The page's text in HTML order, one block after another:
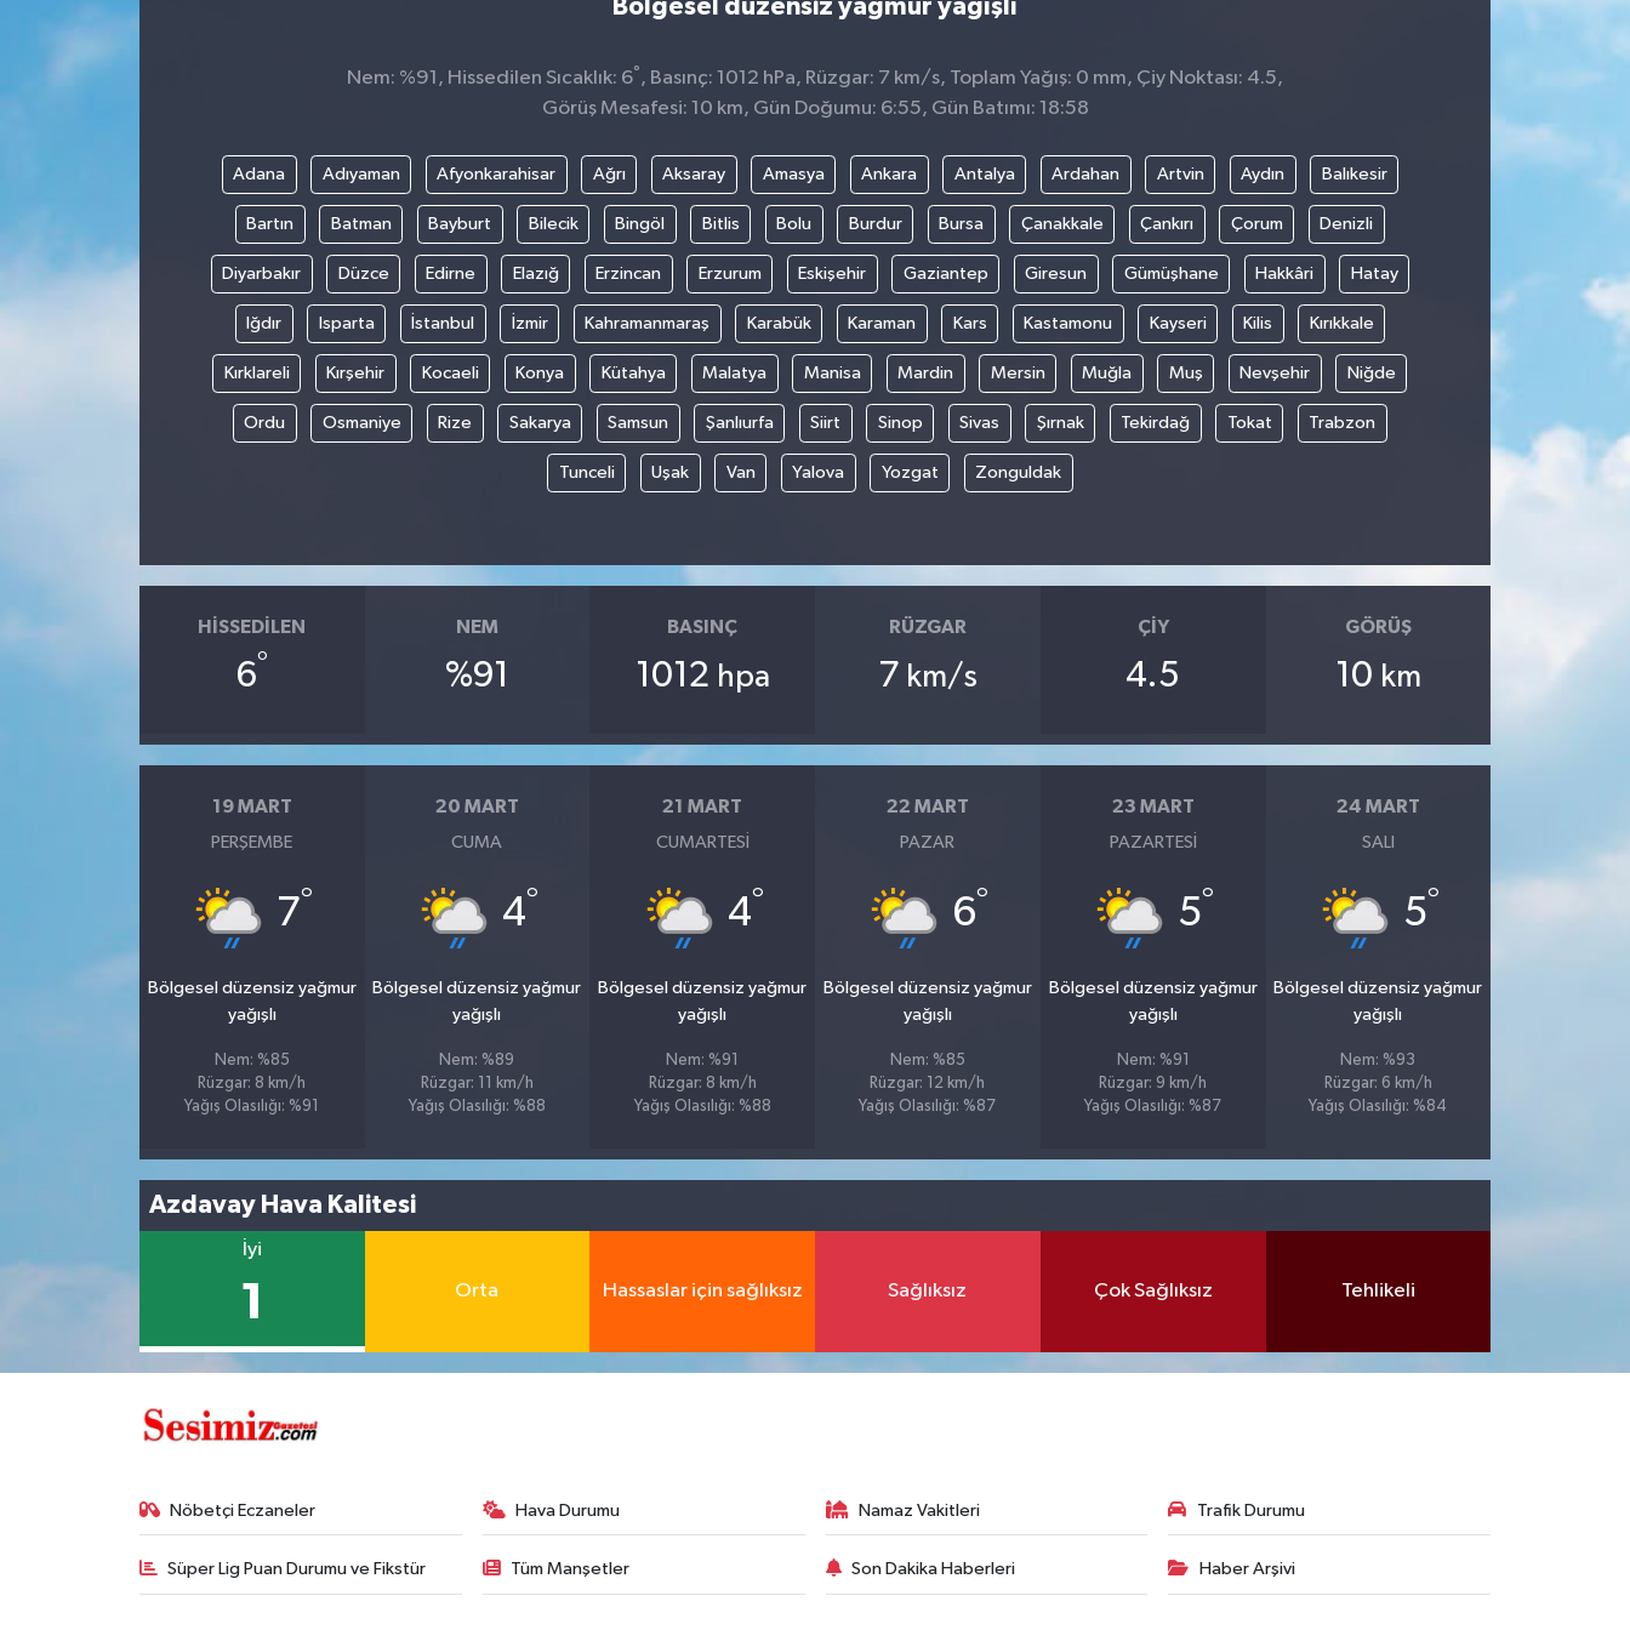
Bölgesel düzensiz yağmur yağışlı
Nem: %91, Hissedilen Sıcaklık: 6° , Basınç: 1012 hPa, Rüzgar: 7 km/s, Toplam Yağış: 0 mm, Çiy Noktası: 4.5,
Görüş Mesafesi: 10 km, Gün Doğumu: 6:55, Gün Batımı: 18:58
Adana Adıyaman Afyonkarahisar Ağrı Aksaray Amasya Ankara Antalya Ardahan Artvin Aydın Balıkesir
Bartın Batman Bayburt Bilecik Bingöl Bitlis Bolu Burdur Bursa Çanakkale Çankırı Çorum Denizli
Diyarbakır Düzce Edirne Elazığ Erzincan Erzurum Eskişehir Gaziantep Giresun Gümüşhane Hakkâri Hatay
Iğdır Isparta İstanbul İzmir Kahramanmaraş Karabük Karaman Kars Kastamonu Kayseri Kilis Kırıkkale
Kırklareli Kırşehir Kocaeli Konya Kütahya Malatya Manisa Mardin Mersin Muğla Muş Nevşehir Niğde
Ordu Osmaniye Rize Sakarya Samsun Şanlıurfa Siirt Sinop Sivas Şırnak Tekirdağ Tokat Trabzon
Tunceli Uşak Van Yalova Yozgat Zonguldak
HISSEDILEN
6°
NEM
%91
BASINÇ
1012 hpa
RÜZGAR
7 km/s
ÇIY
4.5
GÖRÜŞ
10 km
19 MART
PERŞEMBE
7°
Bölgesel düzensiz yağmur
yağışlı
Nem: %85
Rüzgar: 8 km/h
Yağış Olasılığı: %91
20 MART
CUMA
4°
Bölgesel düzensiz yağmur
yağışlı
Nem: %89
Rüzgar: 11 km/h
Yağış Olasılığı: %88
21 MART
CUMARTESI
4°
Bölgesel düzensiz yağmur
yağışlı
Nem: %91
Rüzgar: 8 km/h
Yağış Olasılığı: %88
22 MART
PAZAR
6°
Bölgesel düzensiz yağmur
yağışlı
Nem: %85
Rüzgar: 12 km/h
Yağış Olasılığı: %87
23 MART
PAZARTESI
5°
Bölgesel düzensiz yağmur
yağışlı
Nem: %91
Rüzgar: 9 km/h
Yağış Olasılığı: %87
24 MART
SALI
5°
Bölgesel düzensiz yağmur
yağışlı
Nem: %93
Rüzgar: 6 km/h
Yağış Olasılığı: %84
Azdavay Hava Kalitesi
İyi
1 Orta Hassaslar için sağlıksız Sağlıksız Çok Sağlıksız Tehlikeli
Nöbetçi Eczaneler Hava Durumu Namaz Vakitleri Trafik Durumu
Süper Lig Puan Durumu ve Fikstür Tüm Manşetler Son Dakika Haberleri Haber Arşivi